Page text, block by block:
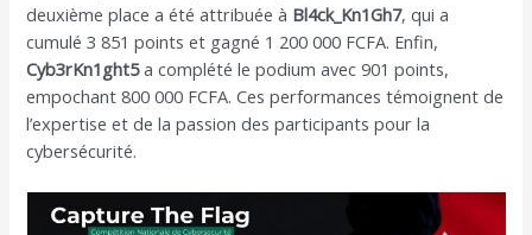
deuxième place a été attribuée à Bl4ck_Kn1Gh7, qui a
cumulé 3 851 points et gagné 1 200 000 FCFA. Enfin,
Cyb3rKn1ght5a complété le podium avec 901 points,
empochant 800 000 FCFA. Ces performances témoignent de
l’expertise et de la passion des participants pour la
cybersécurité.